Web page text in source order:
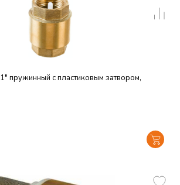
пружинный с пластиковым затвором,